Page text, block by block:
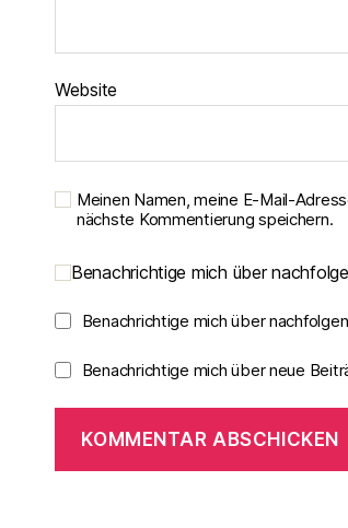
Website
Meinen Namen, meine E-Mail-
nächste Kommentierung speichern.
Benachrichtige mich über
Benachrichtige mich über
Benachrichtige mich über neue